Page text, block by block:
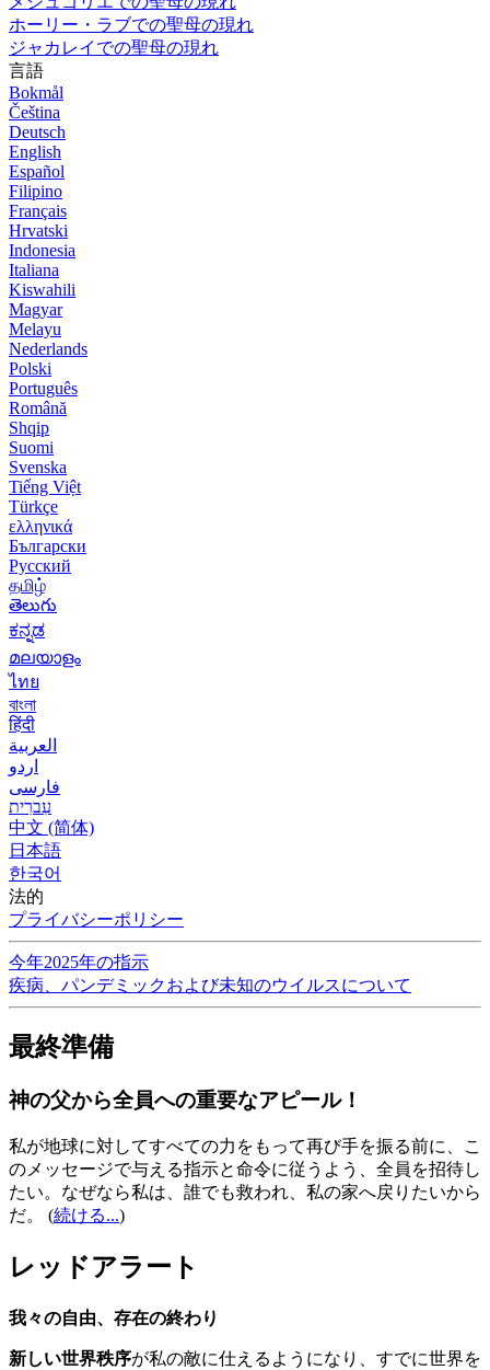
ホーリー・ラブでの聖母の現れ
ジャカレイでの聖母の現れ
言語
Bokmål
Čeština
Deutsch
English
Español
Filipino
Français
Hrvatski
Indonesia
Italiana
Kiswahili
Magyar
Melayu
Nederlands
Polski
Português
Română
Shqip
Suomi
Svenska
Tiếng Việt
Türkçe
ελληνικά
Български
Русский
தமிழ்
తెలుగు
ಕನ್ನಡ
മലയാളം
ไทย
বাংলা
हिंदी
العربية
اردو
فارسی
עִברִית
中文 (简体)
日本語
한국어
法的
プライバシーポリシー
今年2025年の指示
疾病、パンデミックおよび未知のウイルスについて
最終準備
神の父から全員への重要なアピール！
私が地球に対してすべての力をもって再び手を振る前に、こ
のメッセージで与える指示と命令に従うよう、全員を招待し
たい。なぜなら私は、誰でも救われ、私の家へ戻りたいから
だ。
(続ける...)
レッドアラート
我々の自由、存在の終わり
新しい世界秩序が私の敵に仕えるようになり、すでに世界を